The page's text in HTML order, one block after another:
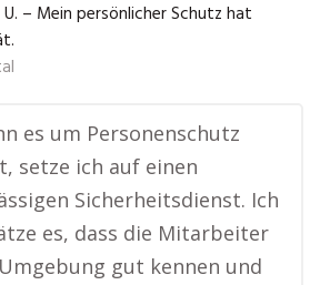
– Mein persönlicher Schutz hat
es um Personenschutz
setze ich auf einen
Sicherheitsdienst. Ich
es, dass die Mitarbeiter
gut kennen und